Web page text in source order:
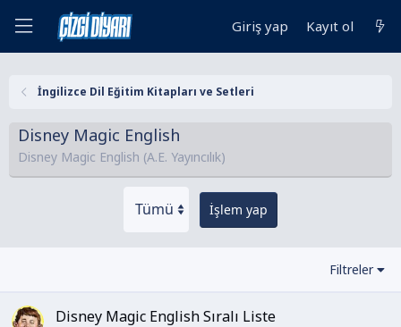
Giriş yap Kayıt ol
İngilizce Dil Eğitim Kitapları ve Setleri
Disney Magic English
Disney Magic English (A.E. Yayıncılık)
İşlem yap
Filtreler
Disney Magic English Sıralı Liste